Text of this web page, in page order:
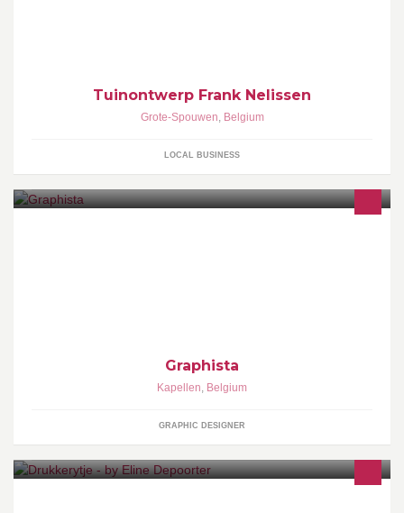
Tuinontwerp Frank Nelissen
Grote-Spouwen, Belgium
LOCAL BUSINESS
Graphista
Kapellen, Belgium
GRAPHIC DESIGNER